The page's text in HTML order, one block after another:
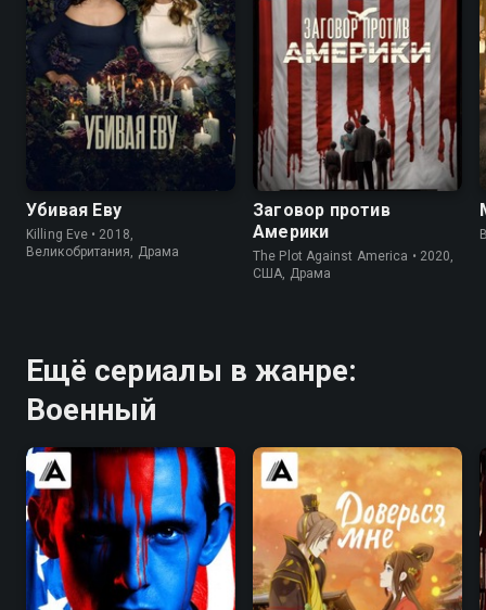
7.7 8.1
Убивая Еву
Killing Eve • 2018,
Великобритания, Драма
6.7 7.3
Заговор против
Америки
The Plot Against America • 2020,
США, Драма
Ещё сериалы в жанре:
Военный